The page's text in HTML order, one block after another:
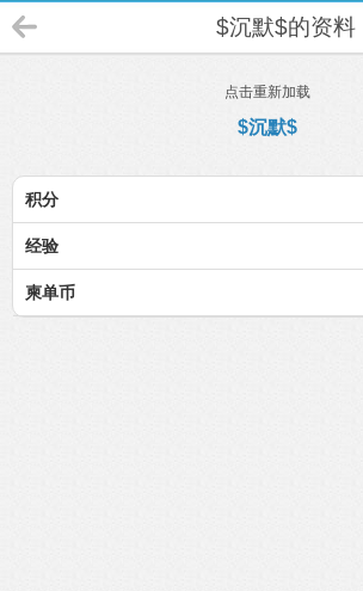
$沉默$的资料
点击重新加载
$沉默$
积分
经验
柬单币